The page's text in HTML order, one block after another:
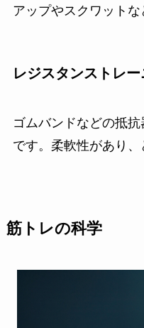
アップやスクワットな
レジスタンストレ
ゴムバンドなどの抵
です。柔軟性があり、
筋トレの科学